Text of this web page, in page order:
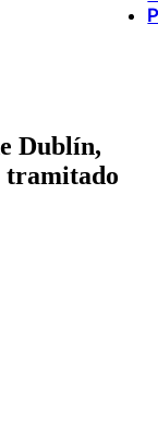
Dublín,
tramitado